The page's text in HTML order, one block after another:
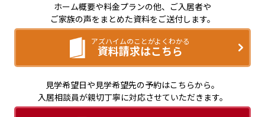
ホーム概要や料金プランの他、ご入居者や
ご家族の声をまとめた資料をご送付します。
アズハイムのことがよくわかる
資料請求はこちら
見学希望日や見学希望先の予約はこちらから。
入居相談員が親切丁寧に対応させていただきます。